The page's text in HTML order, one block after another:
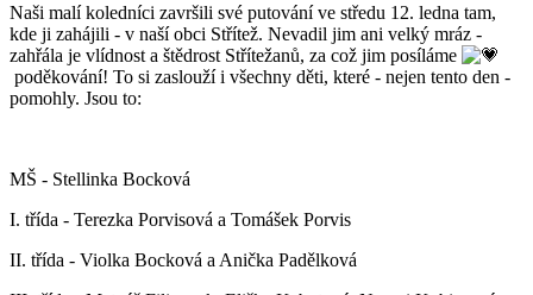
Naši malí koledníci završili své putování ve středu 12. ledna tam,
kde ji zahájili - v naší obci Střítež. Nevadil jim ani velký mráz -
zahřála je vlídnost a štědrost Střítežanů, za což jim posíláme
poděkování! To si zaslouží i všechny děti, které - nejen tento den -
pomohly. Jsou to:
MŠ - Stellinka Bocková
I. třída - Terezka Porvisová a Tomášek Porvis
II. třída - Violka Bocková a Anička Padělková